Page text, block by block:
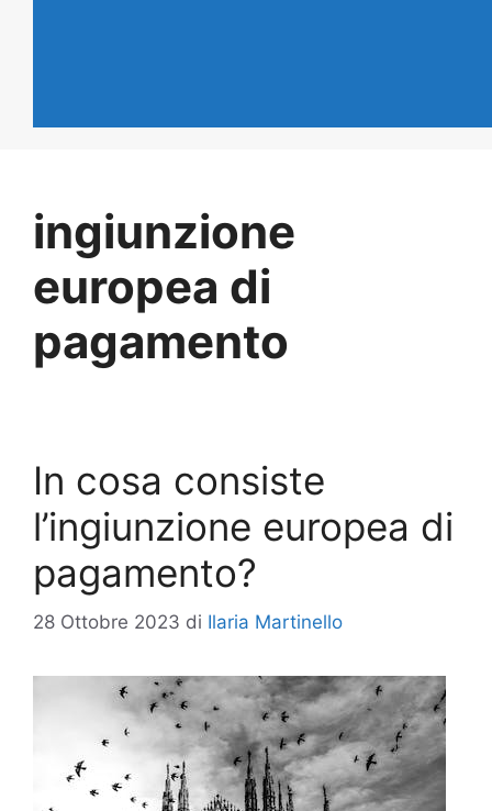
ingiunzione
europea di
pagamento
In cosa consiste
l’ingiunzione europea di
pagamento?
28 Ottobre 2023 di Ilaria Martinello